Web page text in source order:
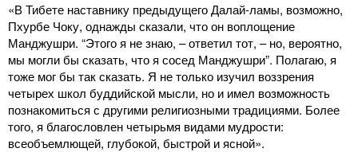
«В Тибете наставнику предыдущего Далай-ламы, возможно,
Пхурбе Чоку, однажды сказали, что он воплощение
Манджушри. “Этого я не знаю, – ответил тот, – но, вероятно,
мы могли бы сказать, что я сосед Манджушри”. Полагаю, я
тоже мог бы так сказать. Я не только изучил воззрения
четырех школ буддийской мысли, но и имел возможность
познакомиться с другими религиозными традициями. Более
того, я благословлен четырьмя видами мудрости:
всеобъемлющей, глубокой, быстрой и ясной».